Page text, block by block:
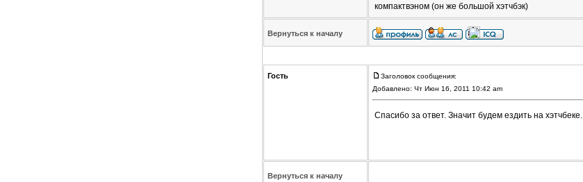
компактвэном (он же большой хэтчбэк)
Вернуться к началу
Гость
Заголовок сообщения:
Добавлено: Чт Июн 16, 2011 10:42 am
Спасибо за ответ. Значит будем ездить на хэтчбеке.
Вернуться к началу